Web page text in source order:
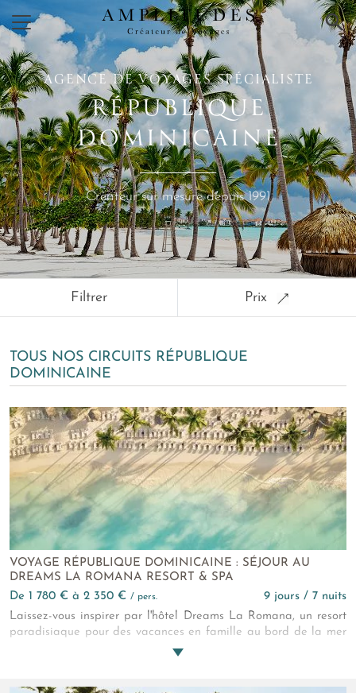
×
AGENCE DE VOYAGES SPÉCIALISTE
RÉPUBLIQUE
DOMINICAINE
Créateur sur mesure depuis 1991
Filtrer Prix
TOUS NOS CIRCUITS RÉPUBLIQUE
DOMINICAINE
VOYAGE RÉPUBLIQUE DOMINICAINE : SÉJOUR AU
DREAMS LA ROMANA RESORT & SPA
de 1 780 € à 2 350 € / pers.
9 jours / 7 nuits
Laissez-vous inspirer par l'hôtel Dreams La Romana, un resort
paradisiaque pour des vacances en famille au bord de la mer
des Caraïbes. Ce vaste domaine, entouré de jardins tropicaux